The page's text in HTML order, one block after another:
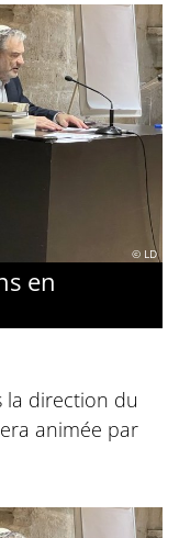
© LD
en
la direction du
animée par